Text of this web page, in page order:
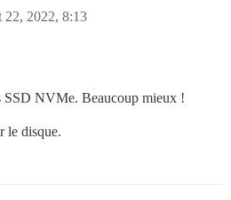
22, 2022, 8:13
SSD NVMe. Beaucoup mieux !
le disque.